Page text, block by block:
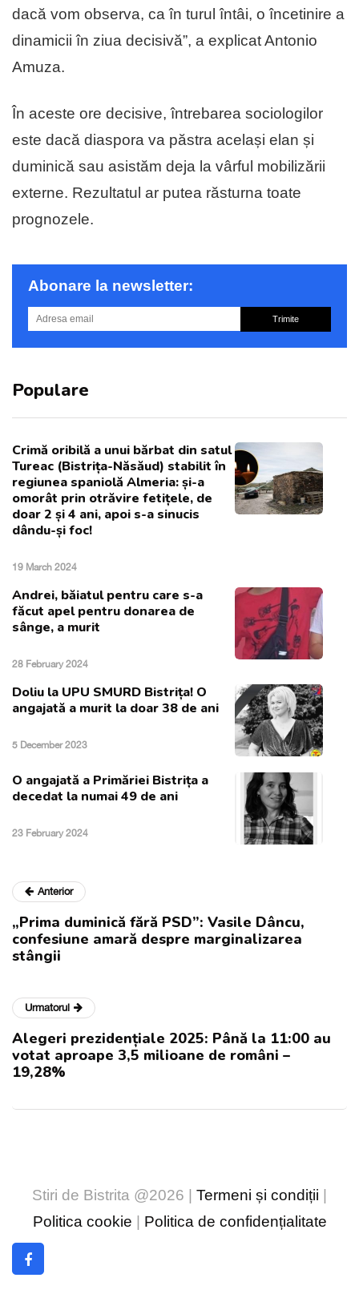
dacă vom observa, ca în turul întâi, o încetinire a
dinamicii în ziua decisivă”, a explicat Antonio
Amuza.
În aceste ore decisive, întrebarea sociologilor
este dacă diaspora va păstra același elan și
duminică sau asistăm deja la vârful mobilizării
externe. Rezultatul ar putea răsturna toate
prognozele.
Abonare la newsletter:
Trimite
Populare
Crimă oribilă a unui bărbat din satul
Tureac (Bistrița-Năsăud) stabilit în
regiunea spaniolă Almeria: și-a
omorât prin otrăvire fetițele, de
doar 2 și 4 ani, apoi s-a sinucis
dându-și foc!
19 March 2024
Andrei, băiatul pentru care s-a
făcut apel pentru donarea de
sânge, a murit
28 February 2024
Doliu la UPU SMURD Bistrița! O
angajată a murit la doar 38 de ani
5 December 2023
O angajată a Primăriei Bistrița a
decedat la numai 49 de ani
23 February 2024
Anterior
„Prima duminică fără PSD”: Vasile Dâncu,
confesiune amară despre marginalizarea
stângii
Urmatorul
Alegeri prezidențiale 2025: Până la 11:00 au
votat aproape 3,5 milioane de români –
19,28%
Stiri de Bistrita @2026 | Termeni și condiții |
Politica cookie | Politica de confidențialitate